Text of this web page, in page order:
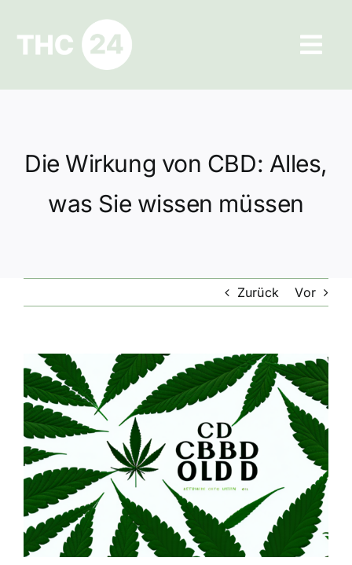
springen
Ratgeber
Datenschutz
Die Wirkung von CBD: Alles,
was Sie wissen müssen
Zurück Vor
Zeige
grösseres
Bild